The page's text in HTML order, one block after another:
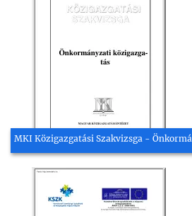
MKI Közigazgatási Szakvizsga -